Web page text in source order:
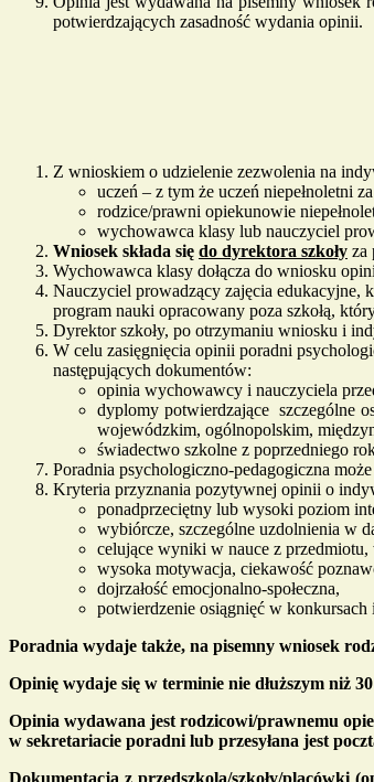
potwierdzających zasadność wydania opinii.
Z wnioskiem o udzielenie zezwolenia na
uczeń – z tym że uczeń niepełnoletni
rodzice/prawni opiekunowie
wychowawca klasy lub nauczyciel
Wniosek składa się do dyrektora szkoły za
Wychowawca klasy dołącza do wniosku
Nauczyciel prowadzący zajęcia
program nauki opracowany poza szkołą,
Dyrektor szkoły, po otrzymaniu wniosku i
W celu zasięgnięcia opinii poradni
następujących dokumentów:
opinia wychowawcy i nauczyciela
dyplomy potwierdzające szczególne
wojewódzkim, ogólnopolskim,
świadectwo szkolne z poprzedniego
Poradnia psychologiczno-pedagogiczna
Kryteria przyznania pozytywnej opinii o
ponadprzeciętny lub wysoki poziom
wybiórcze, szczególne uzdolnienia w
celujące wyniki w nauce z
wysoka motywacja, ciekawość
dojrzałość emocjonalno-społeczna,
potwierdzenie osiągnięć w konkursach
Poradnia wydaje także, na pisemny wniosek
Opinię wydaje się w terminie nie dłuższym niż
Opinia wydawana jest rodzicowi/prawnemu
w sekretariacie poradni lub przesyłana jest
Dokumentacja z przedszkola/szkoły/placówki